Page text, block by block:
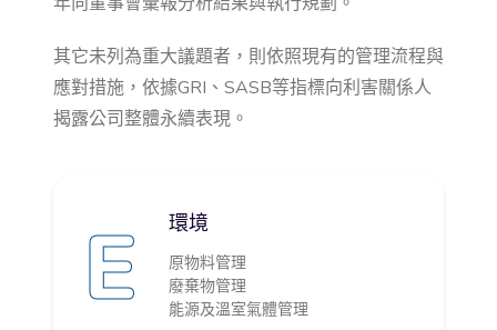
其它未列為重大議題者，則依照現有的管理流程與
應對措施，依據GRI、SASB等指標向利害關係人
揭露公司整體永續表現。
E 環境
原物料管理
廢棄物管理
能源及溫室氣體管理